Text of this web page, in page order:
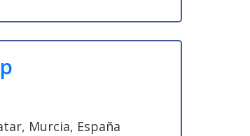
Murcia, España